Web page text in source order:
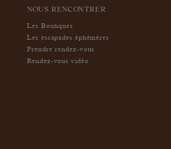
NOUS RENCONTRER
Les Boutiques
Les escapades éphémères
Prendre rendez-vous
Rendez-vous vidéo